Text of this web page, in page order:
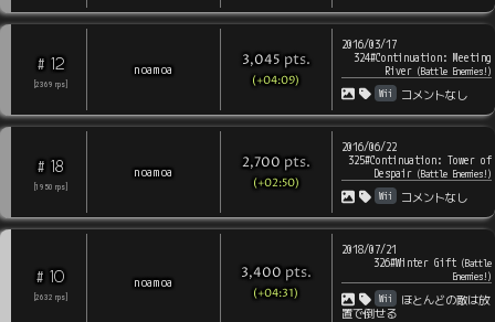
# 12
2369 rps
noamoa 3,045 pts.
(+04:09)
2016/03/17
324#Continuation: Meeting
River(Battle Enemies!)
Wii
コメントなし
# 18
1950 rps
noamoa 2,700 pts.
(+02:50)
2016/06/22
325#Continuation: Tower of
Despair(Battle Enemies!)
Wii
コメントなし
# 10
2632 rps
noamoa 3,400 pts.
(+04:31)
2018/07/21
326#Winter Gift(Battle
Enemies!)
Wii
ほとんどの敵は放
置で倒せる